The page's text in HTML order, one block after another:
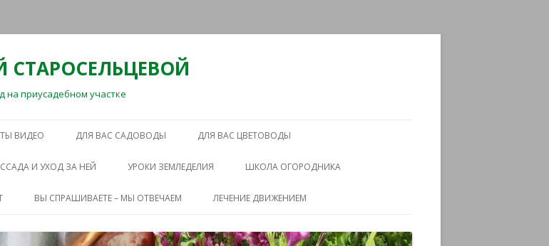
СТАРОСЕЛЬЦЕВОЙ
приусадебном участке
содержимому
ВИДЕО ДЛЯ ВАС САДОВОДЫ ДЛЯ ВАС ЦВЕТОВОДЫ
И УХОД ЗА НЕЙ УРОКИ ЗЕМЛЕДЕЛИЯ ШКОЛА ОГОРОДНИКА
ВЫ СПРАШИВАЕТЕ – МЫ ОТВЕЧАЕМ ЛЕЧЕНИЕ ДВИЖЕНИЕМ